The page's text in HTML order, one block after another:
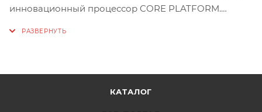
инновационный процессор CORE PLATFORM.
таких как домашние животные, бытовые приборы и
КАТАЛОГ